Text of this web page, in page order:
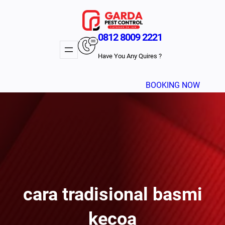
0812 8009 2221
Have You Any Quires ?
BOOKING NOW
cara tradisional basmi
kecoa